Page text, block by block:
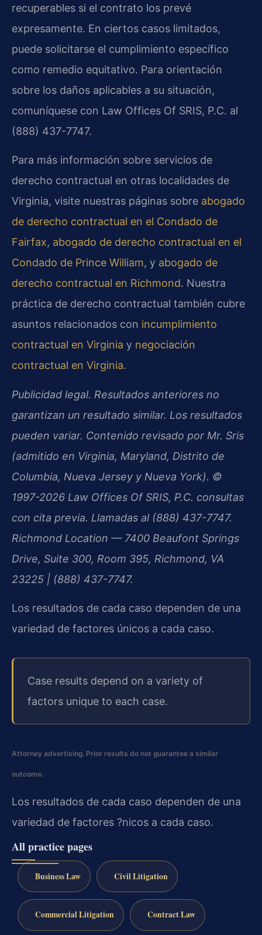
recuperables si el contrato los prevé
expresamente. En ciertos casos limitados,
puede solicitarse el cumplimiento específico
como remedio equitativo. Para orientación
sobre los daños aplicables a su situación,
comuníquese con Law Offices Of SRIS, P.C. al
(888) 437-7747.
Para más información sobre servicios de
derecho contractual en otras localidades de
Virginia, visite nuestras páginas sobre abogado
de derecho contractual en el Condado de
Fairfax, abogado de derecho contractual en el
Condado de Prince William, y abogado de
derecho contractual en Richmond. Nuestra
práctica de derecho contractual también cubre
asuntos relacionados con incumplimiento
contractual en Virginia y negociación
contractual en Virginia.
Publicidad legal. Resultados anteriores no
garantizan un resultado similar. Los resultados
pueden variar. Contenido revisado por Mr. Sris
(admitido en Virginia, Maryland, Distrito de
Columbia, Nueva Jersey y Nueva York). ©
1997-2026 Law Offices Of SRIS, P.C. consultas
con cita previa. Llamadas al (888) 437-7747.
Richmond Location — 7400 Beaufont Springs
Drive, Suite 300, Room 395, Richmond, VA
23225 | (888) 437-7747.
Los resultados de cada caso dependen de una
variedad de factores únicos a cada caso.
Case results depend on a variety of
factors unique to each case.
Attorney advertising. Prior results do not guarantee a similar
outcome.
Los resultados de cada caso dependen de una
variedad de factores ?nicos a cada caso.
All practice pages
Business Law Civil Litigation
Commercial Litigation Contract Law